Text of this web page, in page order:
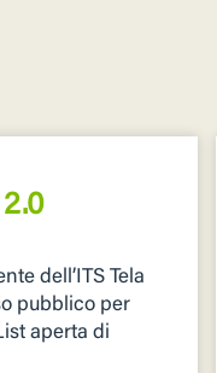
dell’ITS Tela
pubblico per
aperta di